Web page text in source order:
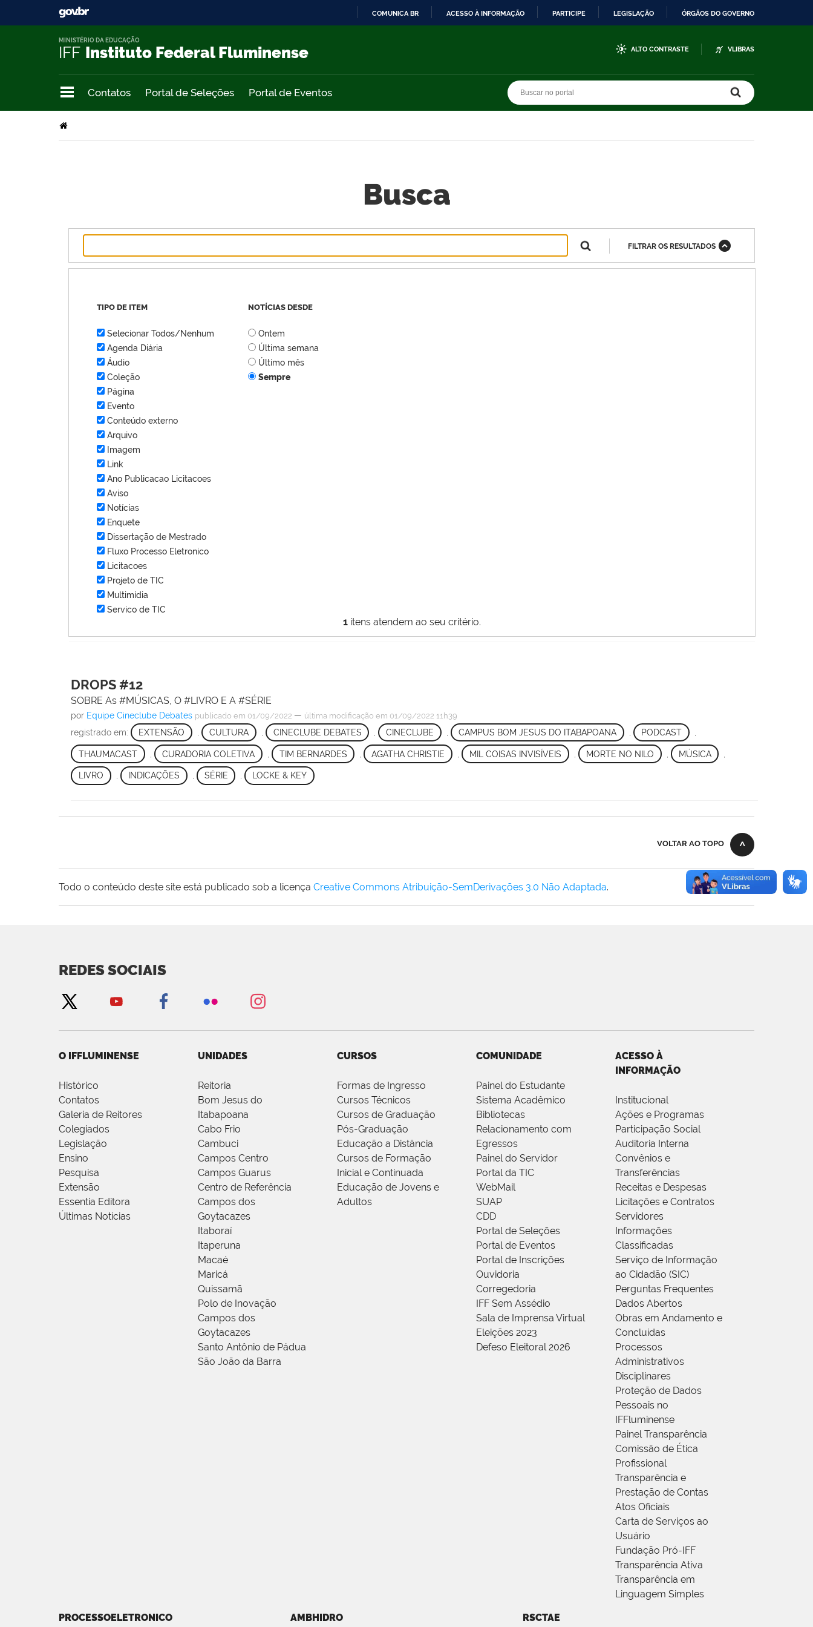
COMUNICA BR ACESSO À INFORMAÇÃO PARTICIPE LEGISLAÇÃO ÓRGÃOS DO GOVERNO
IFF Instituto Federal Fluminense
MINISTÉRIO DA EDUCAÇÃO
ALTO CONTRASTE VLIBRAS
Contatos Portal de Seleções Portal de Eventos
Busca
1 itens atendem ao seu critério.
FILTRAR OS RESULTADOS
TIPO DE ITEM
Selecionar Todos/Nenhum
Agenda Diária
Áudio
Coleção
Página
Evento
Conteúdo externo
Arquivo
Imagem
Link
Ano Publicacao Licitacoes
Aviso
Notícias
Enquete
Dissertação de Mestrado
Fluxo Processo Eletronico
Licitacoes
Projeto de TIC
Multimídia
Servico de TIC
NOTÍCIAS DESDE
Ontem
Última semana
Último mês
Sempre
DROPS #12
SOBRE As #MÚSICAS, O #LIVRO E A #SÉRIE
por Equipe Cineclube Debates publicado em 01/09/2022 — última modificação em 01/09/2022 11h39
registrado em: EXTENSÃO CULTURA CINECLUBE DEBATES , CINECLUBE , CAMPUS BOM JESUS DO ITABAPOANA PODCAST
THAUMACAST CURADORIA COLETIVA TIM BERNARDES , AGATHA CHRISTIE , MIL COISAS INVISÍVEIS MORTE NO NILO MÚSICA
LIVRO , INDICAÇÕES , SÉRIE , LOCKE & KEY
VOLTAR AO TOPO
Todo o conteúdo deste site está publicado sob a licença Creative Commons Atribuição-SemDerivações 3.0 Não Adaptada.
REDES SOCIAIS
O IFFLUMINENSE
Histórico
Contatos
Galeria de Reitores
Colegiados
Legislação
Ensino
Pesquisa
Extensão
Essentia Editora
Últimas Notícias
UNIDADES
Reitoria
Bom Jesus do
Itabapoana
Cabo Frio
Cambuci
Campos Centro
Campos Guarus
Centro de Referência
Campos dos
Goytacazes
Itaboraí
Itaperuna
Macaé
Maricá
Quissamã
Polo de Inovação
Campos dos
Goytacazes
Santo Antônio de Pádua
São João da Barra
CURSOS
Formas de Ingresso
Cursos Técnicos
Cursos de Graduação
Pós-Graduação
Educação a Distância
Cursos de Formação
Inicial e Continuada
Educação de Jovens e
Adultos
COMUNIDADE
Painel do Estudante
Sistema Acadêmico
Bibliotecas
Relacionamento com
Egressos
Painel do Servidor
Portal da TIC
WebMail
SUAP
CDD
Portal de Seleções
Portal de Eventos
Portal de Inscrições
Ouvidoria
Corregedoria
IFF Sem Assédio
Sala de Imprensa Virtual
Eleições 2023
Defeso Eleitoral 2026
ACESSO À
INFORMAÇÃO
Institucional
Ações e Programas
Participação Social
Auditoria Interna
Convênios e
Transferências
Receitas e Despesas
Licitações e Contratos
Servidores
Informações
Classificadas
Serviço de Informação
ao Cidadão (SIC)
Perguntas Frequentes
Dados Abertos
Obras em Andamento e
Concluídas
Processos
Administrativos
Disciplinares
Proteção de Dados
Pessoais no
IFFluminense
Painel Transparência
Comissão de Ética
Profissional
Transparência e
Prestação de Contas
Atos Oficiais
Carta de Serviços ao
Usuário
Fundação Pró-IFF
Transparência Ativa
Transparência em
Linguagem Simples
PROCESSOELETRONICO AMBHIDRO RSCTAE